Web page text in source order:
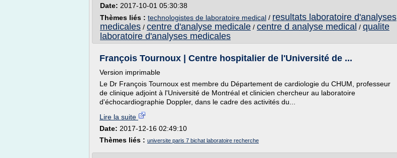
Date: 2017-10-01 05:30:38
Thèmes liés : technologistes de laboratoire medical / resultats laboratoire d'analyses
medicales / centre d'analyse medicale / centre d analyse medical / qualite
laboratoire d'analyses medicales
François Tournoux | Centre hospitalier de l'Université de ...
Version imprimable
Le Dr François Tournoux est membre du Département de cardiologie du CHUM, professeur
de clinique adjoint à l'Université de Montréal et clinicien chercheur au laboratoire
d'échocardiographie Doppler, dans le cadre des activités du...
Lire la suite
Date: 2017-12-16 02:49:10
Thèmes liés : universite paris 7 bichat laboratoire recherche